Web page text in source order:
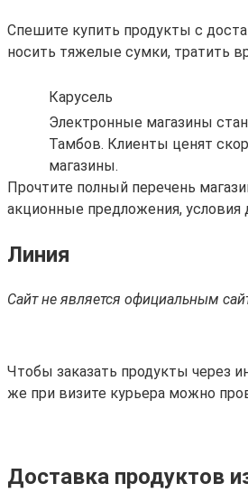
Спешите купить продукты с
носить тяжелые сумки, тратить
Карусель
Электронные магазины
Тамбов. Клиенты ценят
магазины.
Прочтите полный перечень
акционные предложения, условия
Линия
Сайт не является официальным
Чтобы заказать продукты через
же при визите курьера можно
Доставка продуктов